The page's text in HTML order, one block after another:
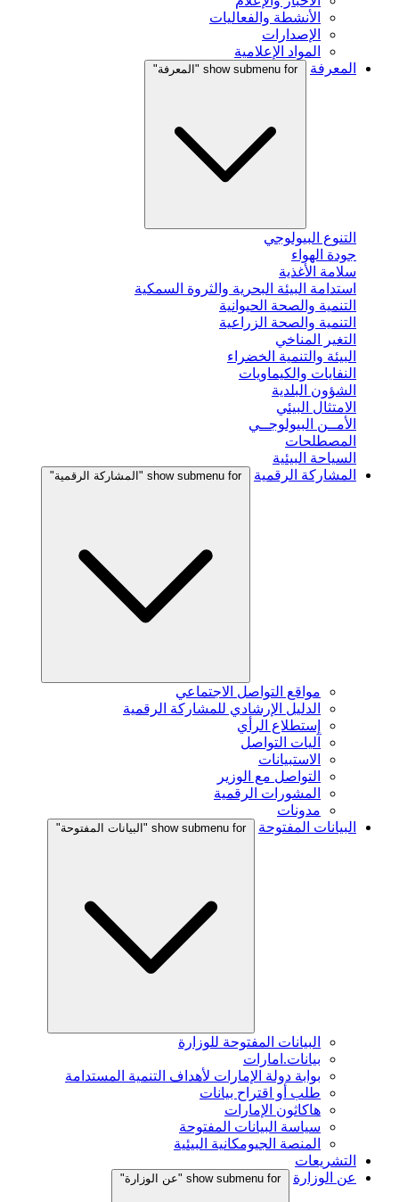
الأنشطة والفعاليات
الإصدارات
المواد الإعلامية
المعرفة
show submenu for "المعرفة"
التنوع البيولوجي
جودة الهواء
سلامة الأغذية
استدامة البيئة البحرية والثروة السمكية
التنمية والصحة الحيوانية
التنمية والصحة الزراعية
التغير المناخي
البيئة والتنمية الخضراء
النفايات والكيماويات
الشؤون البلدية
الامتثال البيئي
الأمــن البيولوجــي
المصطلحات
السياحة البيئية
المشاركة الرقمية
show submenu for "المشاركة الرقمية"
مواقع التواصل الاجتماعي
الدليل الإرشادي للمشاركة الرقمية
إستطلاع الرأي
آليات التواصل
الاستبيانات
التواصل مع الوزير
المشورات الرقمية
مدونات
البيانات المفتوحة
show submenu for "البيانات المفتوحة"
البيانات المفتوحة للوزارة
بيانات.امارات
بوابة دولة الإمارات لأهداف التنمية المستدامة
طلب أو اقتراح بيانات
هاكاثون الإمارات
سياسة البيانات المفتوحة
المنصة الجيومكانية البيئية
التشريعات
عن الوزارة
show submenu for "عن الوزارة"